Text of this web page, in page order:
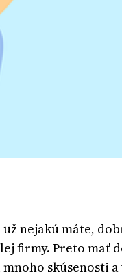
nejakú máte,
firmy. Preto mať
skúsenosti